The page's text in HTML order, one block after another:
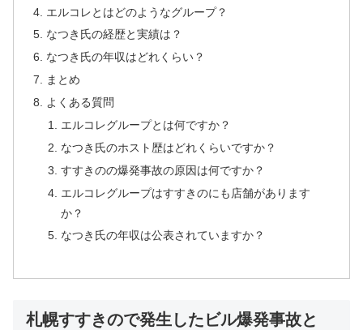
エルコレとはどのようなグループ？
なつき氏の経歴と実績は？
なつき氏の年収はどれくらい？
まとめ
よくある質問
エルコレグループとは何ですか？
なつき氏のホスト歴はどれくらいですか？
すすきのの爆発事故の原因は何ですか？
エルコレグループはすすきのにも店舗があります
か？
なつき氏の年収は公表されていますか？
札幌すすきので発生したビル爆発事故と